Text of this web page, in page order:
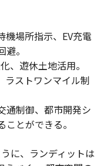
機場所指示、EV充電
。
、遊休土地活用。
ラストワンマイル制
通制御、都市開発シ
とができる。
に、ランディットは